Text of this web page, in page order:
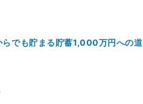
でも貯まる貯蓄1,000万円への道